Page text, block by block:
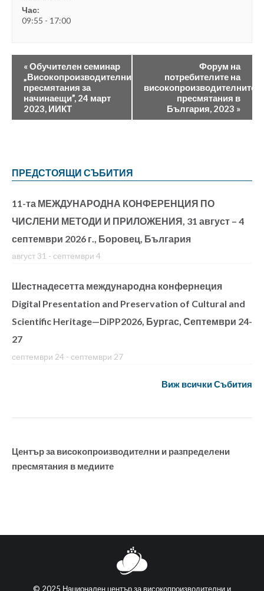
Час:
09:55 - 17:00
«Обучителен семинар
„Високопроизводителни
пресмятания за
начинаещи”, 24 март
2023, ИИКТ
Форум на
потребителите на
високопроизводителните
пресмятания в
България, 2023 »
ПРЕДСТОЯЩИ СЪБИТИЯ
11-та МЕЖДУНАРОДНА КОНФЕРЕНЦИЯ ПО
ЧИСЛЕНИ МЕТОДИ И ПРИЛОЖЕНИЯ, 31 август – 4
септември 2026 г., Боровец, България
август 31 - септември 4
Шестнадесетта международна конфернеция
Digital Presentation and Preservation of Cultural and
Scientific Heritage—DiPP2026, Бургас, Септември 24-
27
септември 24 - септември 27
Виж всички Събития
Център за високопроизводителни и разпределени
пресмятания в медиите
© 2025 Национален център за високопроизводителни и